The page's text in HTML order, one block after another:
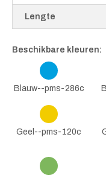
Lengte
Beschikbare kleuren:
Blauw--pms-286c
Geel--pms-120c